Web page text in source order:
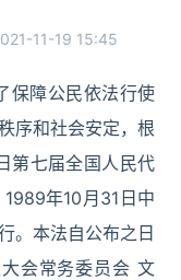
11-19 15:45
保障公民依法行使
序和社会安定，根
第七届全国人民代
年10月31日中
。本法自公布之日
会常务委员会 文